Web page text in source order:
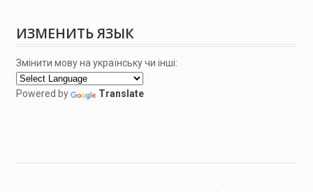
ИЗМЕНИТЬ ЯЗЫК
Змінити мову на українську чи інші:
Powered by Translate